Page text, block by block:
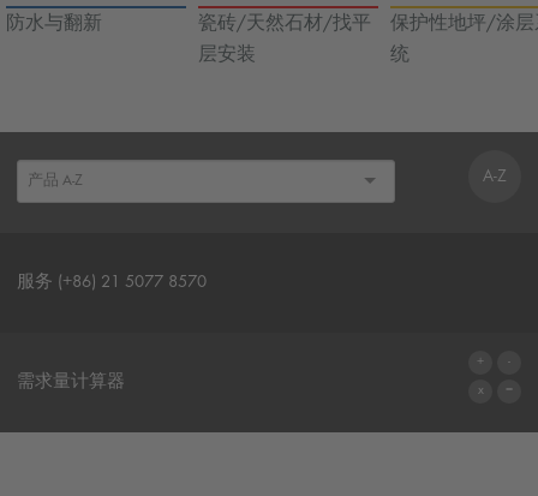
防水与翻新
瓷砖/天然石材/找平
层安装
保护性地坪/涂层
统
A-Z
服务 (+86) 21 5077 8570
需求量计算器